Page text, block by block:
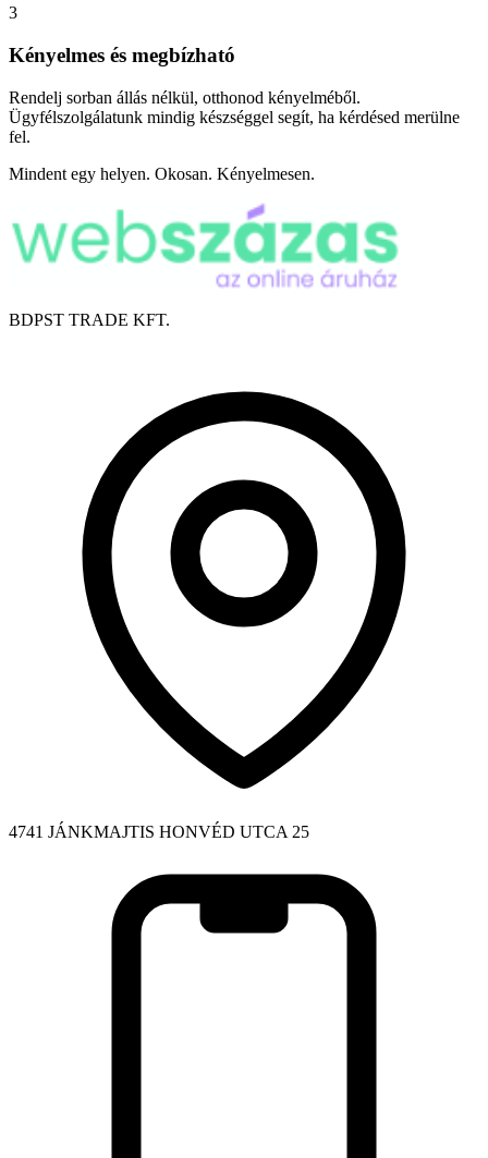
3
Kényelmes és megbízható
Rendelj sorban állás nélkül, otthonod kényelméből.
Ügyfélszolgálatunk mindig készséggel segít, ha kérdésed merülne
fel.
Mindent egy helyen. Okosan. Kényelmesen.
BDPST TRADE KFT.
4741 JÁNKMAJTIS HONVÉD UTCA 25